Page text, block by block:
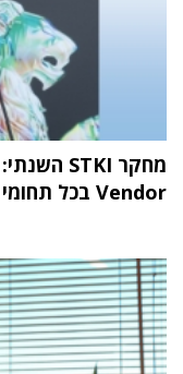
Vendor בכל תחומי שוק ה-IT